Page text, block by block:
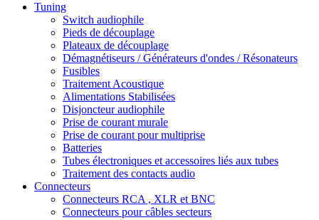
Tuning
Switch audiophile
Pieds de découplage
Plateaux de découplage
Démagnétiseurs / Générateurs d'ondes / Résonateurs
Fusibles
Traitement Acoustique
Alimentations Stabilisées
Disjoncteur audiophile
Prise de courant murale
Prise de courant pour multiprise
Batteries
Tubes électroniques et accessoires liés aux tubes
Traitement des contacts audio
Connecteurs
Connecteurs RCA , XLR et BNC
Connecteurs pour câbles secteurs